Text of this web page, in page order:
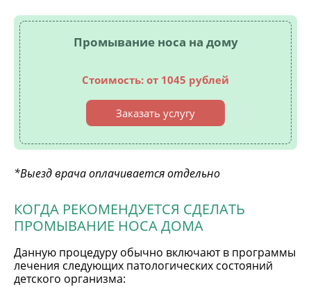
Промывание носа на дому
Стоимость: от 1045 рублей
Заказать услугу
*Выезд врача оплачивается отдельно
КОГДА РЕКОМЕНДУЕТСЯ СДЕЛАТЬ
ПРОМЫВАНИЕ НОСА ДОМА
Данную процедуру обычно включают в программы
лечения следующих патологических состояний
детского организма: